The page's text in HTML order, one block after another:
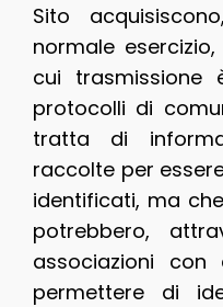
Sito
normale
cui trasmissione
protocolli di
tratta di
raccolte per
identificati, ma
potrebbero,
associazioni
permettere di